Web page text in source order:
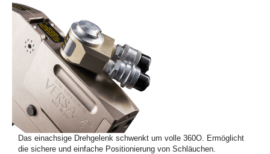
Das einachsige Drehgelenk schwenkt um volle 360O. Ermöglicht
die sichere und einfache Positionierung von Schläuchen.